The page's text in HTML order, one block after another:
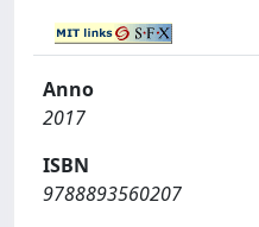
Anno
2017
ISBN
9788893560207